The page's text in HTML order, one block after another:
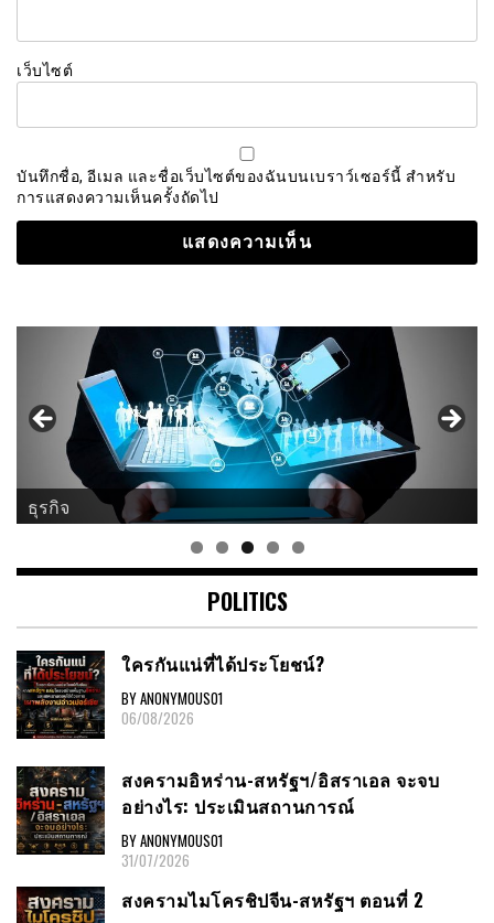
เว็บไซต์
บันทึกชื่อ, อีเมล และชื่อเว็บไซต์ของฉันบนเบราว์เซอร์นี้ สำหรับ
การแสดงความเห็นครั้งถัดไป
ธุรกิจ
ศาสนา
POLITICS
ใครกันแน่ที่ได้ประโยชน์?
BY ANONYMOUS01
06/08/2026
สงครามอิหร่าน-สหรัฐฯ/อิสราเอล จะจบ
อย่างไร: ประเมินสถานการณ์
BY ANONYMOUS01
31/07/2026
สงครามไมโครชิปจีน-สหรัฐฯ ตอนที่ 2